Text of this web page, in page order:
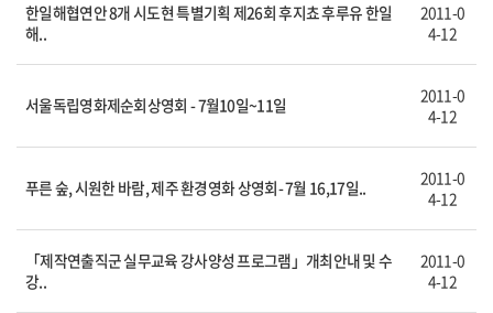
한일해협연안 8개 시도현 특별기획 제26회 후지쵸 후루유 한일
해..
2011-0
4-12
서울독립영화제순회상영회 - 7월10일~11일
2011-0
4-12
푸른 숲, 시원한 바람, 제주 환경영화 상영회- 7월 16,17일..
2011-0
4-12
「제작연출직군 실무교육 강사양성 프로그램」개최안내 및 수
강..
2011-0
4-12